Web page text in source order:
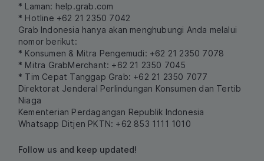
* Laman: help.grab.com
* Hotline +62 21 2350 7042
Grab Indonesia hanya akan menghubungi Anda melalui
nomor berikut:
* Konsumen & Mitra Pengemudi: +62 21 2350 7078
* Mitra GrabMerchant: +62 21 2350 7045
* Tim Cepat Tanggap Grab: +62 21 2350 7077
Direktorat Jenderal Perlindungan Konsumen dan Tertib
Niaga
Kementerian Perdagangan Republik Indonesia
Whatsapp Ditjen PKTN: +62 853 1111 1010
Follow us and keep updated!